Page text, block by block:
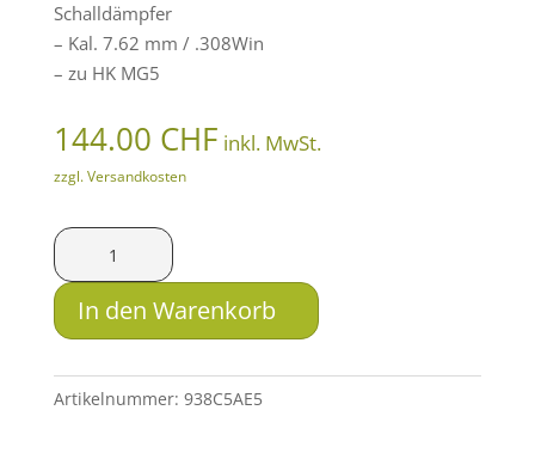
Schalldämpfer
– Kal. 7.62 mm / .308Win
– zu HK MG5
144.00 CHF inkl. MwSt.
zzgl. Versandkosten
B&T
Feuerscheindämpfer
zu
M.A.R.S
QD
In den Warenkorb
Artikelnummer: 938C5AE5